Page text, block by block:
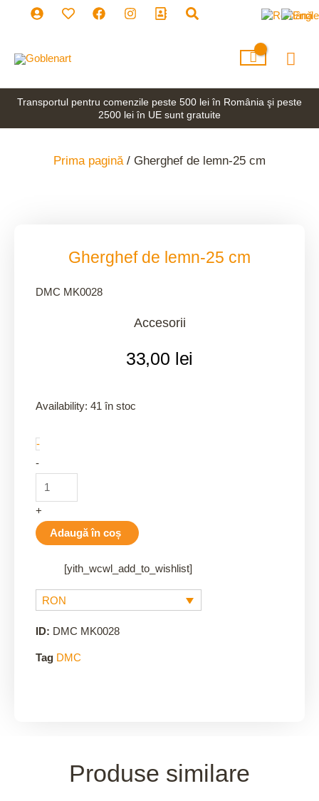
Transportul pentru comenzile peste 500 lei în România şi peste
2500 lei în UE sunt gratuite
Prima pagină/ Gherghef de lemn-25 cm
Gherghef de lemn-25 cm
DMC MK0028
Accesorii
33,00 lei
Availability: 41 în stoc
-
Gherghef
lemn-
cm
quantity
-
+
Adaugă în coș
[yith_wcwl_add_to_wishlist]
RON
ID: DMC MK0028
Tag DMC
Produse similare